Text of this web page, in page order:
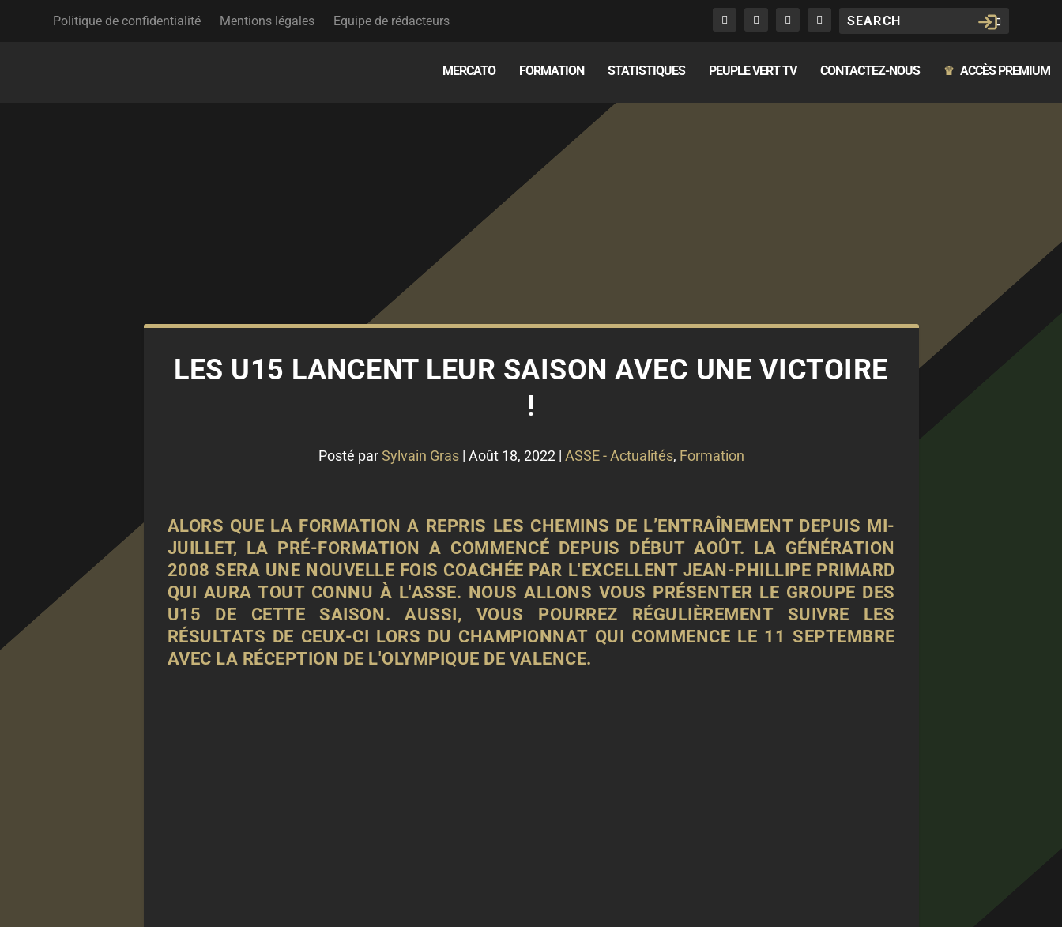
Politique de confidentialité Mentions légales Equipe de rédacteurs
MERCATO FORMATION STATISTIQUES PEUPLE VERT TV CONTACTEZ-NOUS ♛ ACCÈS PREMIUM
LES U15 LANCENT LEUR SAISON AVEC UNE VICTOIRE
!
Posté parSylvain Gras| Août 18, 2022| ASSE - Actualités, Formation
ALORS QUE LA FORMATION A REPRIS LES CHEMINS DE L’ENTRAÎNEMENT DEPUIS MI-
JUILLET, LA PRÉ-FORMATION A COMMENCÉ DEPUIS DÉBUT AOÛT. LA GÉNÉRATION
2008 SERA UNE NOUVELLE FOIS COACHÉE PAR L'EXCELLENT JEAN-PHILLIPE PRIMARD
QUI AURA TOUT CONNU À L'ASSE. NOUS ALLONS VOUS PRÉSENTER LE GROUPE DES
U15 DE CETTE SAISON. AUSSI, VOUS POURREZ RÉGULIÈREMENT SUIVRE LES
RÉSULTATS DE CEUX-CI LORS DU CHAMPIONNAT QUI COMMENCE LE 11 SEPTEMBRE
AVEC LA RÉCEPTION DE L'OLYMPIQUE DE VALENCE.